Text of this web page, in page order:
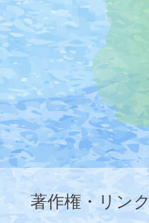
を
記
し
た
地
図。
神
奈
川
著作権・リン